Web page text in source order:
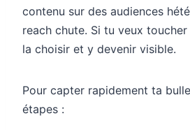
contenu sur des audiences
reach chute. Si tu veux
la choisir et y devenir visible.
Pour capter rapidement ta
étapes :